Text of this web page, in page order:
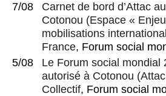
7/08
Carnet de bord d’Attac
Cotonou (Espace «
mobilisations
France, Forum social
5/08
Le Forum social mondial
autorisé à Cotonou (
Collectif, Forum social